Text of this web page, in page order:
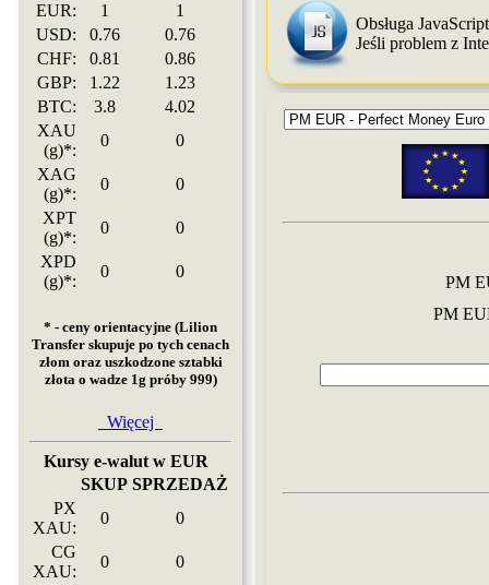
EUR:
1
1
USD:
0.76
0.76
CHF:
0.81
0.86
GBP:
1.22
1.23
BTC:
3.8
4.02
XAU
(g)*:
0
0
XAG
(g)*:
0
0
XPT
(g)*:
0
0
XPD
(g)*:
0 0
* - ceny orientacyjne (Lilion
Transfer skupuje po tych cenach
złom oraz uszkodzone sztabki
złota o wadze 1g próby 999)
Więcej
Kursy e-walut w EUR
SKUP SPRZEDAŻ
PX
XAU:
0
0
CG
XAU:
0
0
Obsługa
Jeśli problem z
PM
PM